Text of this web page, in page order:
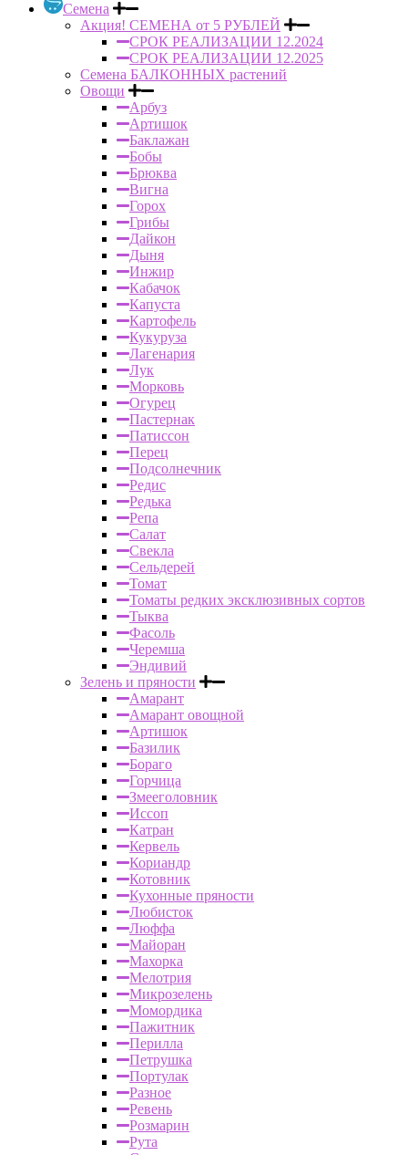
Семена
Акция! СЕМЕНА от 5 РУБЛЕЙ
СРОК РЕАЛИЗАЦИИ 12.2024
СРОК РЕАЛИЗАЦИИ 12.2025
Семена БАЛКОННЫХ растений
Овощи
Арбуз
Артишок
Баклажан
Бобы
Брюква
Вигна
Горох
Грибы
Дайкон
Дыня
Инжир
Кабачок
Капуста
Картофель
Кукуруза
Лагенария
Лук
Морковь
Огурец
Пастернак
Патиссон
Перец
Подсолнечник
Редис
Редька
Репа
Салат
Свекла
Сельдерей
Томат
Томаты редких эксклюзивных сортов
Тыква
Фасоль
Черемша
Эндивий
Зелень и пряности
Амарант
Амарант овощной
Артишок
Базилик
Бораго
Горчица
Змееголовник
Иссоп
Катран
Кервель
Кориандр
Котовник
Кухонные пряности
Любисток
Люффа
Майоран
Махорка
Мелотрия
Микрозелень
Момордика
Пажитник
Перилла
Петрушка
Портулак
Разное
Ревень
Розмарин
Рута